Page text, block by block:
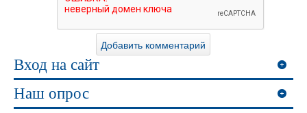
Вход на сайт
Наш опрос